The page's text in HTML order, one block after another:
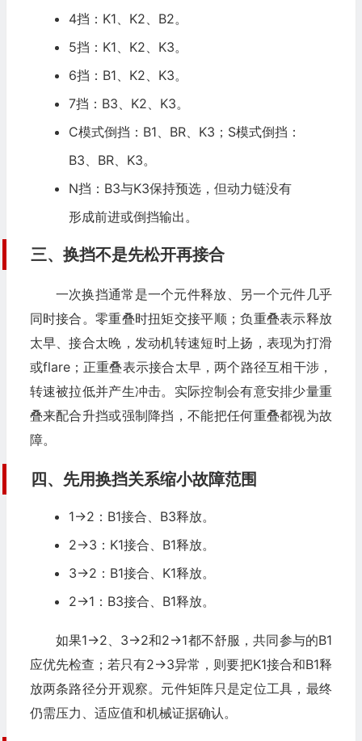
4挡：K1、K2、B2。
5挡：K1、K2、K3。
6挡：B1、K2、K3。
7挡：B3、K2、K3。
C模式倒挡：B1、BR、K3；S模式倒挡：
B3、BR、K3。
N挡：B3与K3保持预选，但动力链没有
形成前进或倒挡输出。
三、换挡不是先松开再接合
一次换挡通常是一个元件释放、另一个元件几乎
同时接合。零重叠时扭矩交接平顺；负重叠表示释放
太早、接合太晚，发动机转速短时上扬，表现为打滑
或flare；正重叠表示接合太早，两个路径互相干涉，
转速被拉低并产生冲击。实际控制会有意安排少量重
叠来配合升挡或强制降挡，不能把任何重叠都视为故
障。
四、先用换挡关系缩小故障范围
1→2：B1接合、B3释放。
2→3：K1接合、B1释放。
3→2：B1接合、K1释放。
2→1：B3接合、B1释放。
如果1→2、3→2和2→1都不舒服，共同参与的B1
应优先检查；若只有2→3异常，则要把K1接合和B1释
放两条路径分开观察。元件矩阵只是定位工具，最终
仍需压力、适应值和机械证据确认。